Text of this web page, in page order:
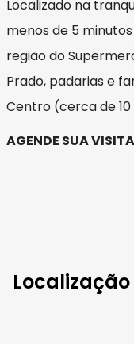
Localizado na
menos de 5
região do
Prado, padarias e
Centro (cerca de
AGENDE SUA
Localização